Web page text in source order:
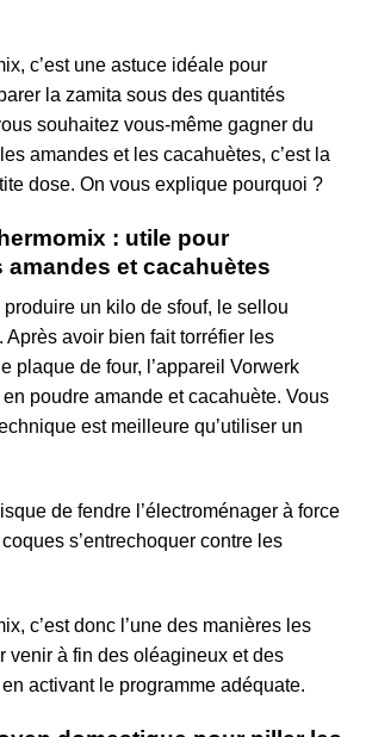
c’est une astuce idéale pour
la zamita sous des quantités
souhaitez vous-même gagner du
amandes et les cacahuètes, c’est la
dose. On vous explique pourquoi ?
: utile pour
et cacahuètes
un kilo de sfouf, le sellou
Après avoir bien fait torréfier les
plaque de four, l’appareil Vorwerk
poudre amande et cacahuète. Vous
est meilleure qu’utiliser un
de fendre l’électroménager à force
s’entrechoquer contre les
c’est donc l’une des manières les
venir à fin des oléagineux et des
activant le programme adéquate.